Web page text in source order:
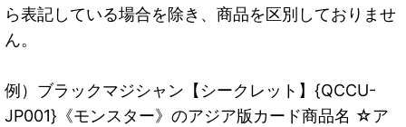
ら表記している場合を除き、商品を区別しておりませ
ん。
例）ブラックマジシャン【シークレット】{QCCU-
JP001}《モンスター》のアジア版カード商品名 ☆ア